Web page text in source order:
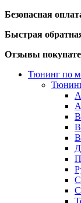
Безопасная
Быстрая
Отзывы
Тюнинг по